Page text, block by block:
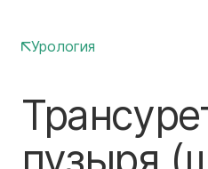
Урология